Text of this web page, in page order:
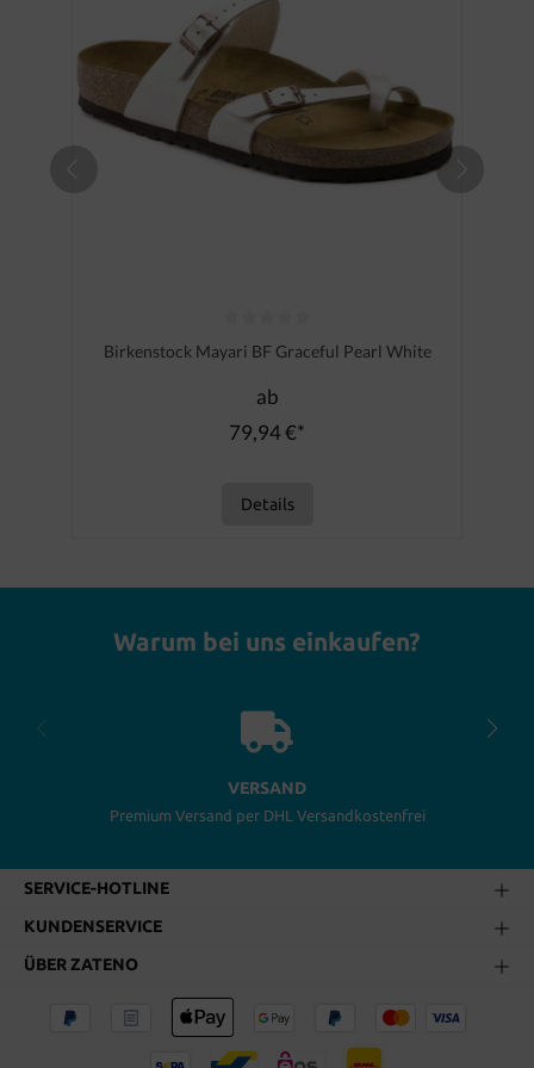
Durchschnittliche Bewertung von 0 von 5 Sternen
Birkenstock Mayari BF Graceful Pearl White
ab
79,94 €*
Details
Warum bei uns einkaufen?
VERSAND
Premium Versand per DHL Versandkostenfrei
SERVICE-HOTLINE
KUNDENSERVICE
ÜBER ZATENO